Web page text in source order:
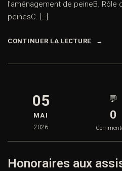
l’aménagement de peineB. Rôle
peinesC. […]
CONTINUER LA LECTURE
05
MAI
2026
💬
0
Honoraires aux